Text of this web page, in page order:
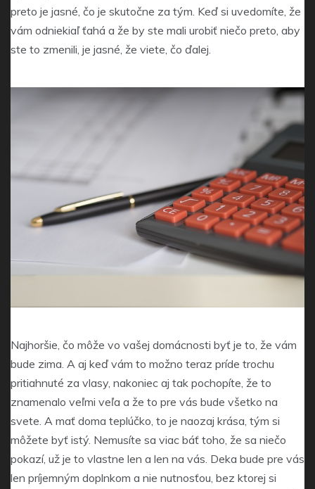
preto je jasné, čo je skutočne za tým. Keď si uvedomíte, že
vám odniekiaľ ťahá a že by ste mali urobiť niečo preto, aby
ste to zmenili, je jasné, že viete, čo ďalej.
Najhoršie, čo môže vo vašej domácnosti byť je to, že vám
bude zima. A aj keď vám to možno teraz príde trochu
pritiahnuté za vlasy, nakoniec aj tak pochopíte, že to
znamenalo veľmi veľa a že to pre vás bude všetko na
svete. A mať doma teplúčko, to je naozaj krása, tým si
môžete byť istý. Nemusíte sa viac báť toho, že sa niečo
pokazí, už je to vlastne len a len na vás. Deka bude pre vás
len príjemným doplnkom a nie nutnosťou, bez ktorej si